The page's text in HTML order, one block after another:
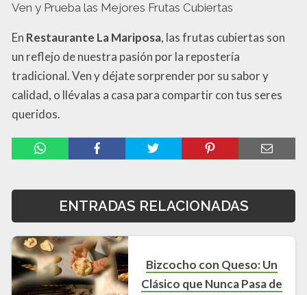
Ven y Prueba las Mejores Frutas Cubiertas
En Restaurante La Mariposa, las frutas cubiertas son
un reflejo de nuestra pasión por la repostería
tradicional. Ven y déjate sorprender por su sabor y
calidad, o llévalas a casa para compartir con tus seres
queridos.
ENTRADAS RELACIONADAS
Bizcocho con Queso: Un
Clásico que Nunca Pasa de